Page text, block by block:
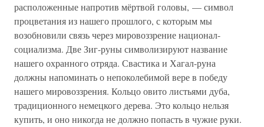
расположенные напротив мёртвой головы, — символ
процветания из нашего прошлого, с которым мы
возобновили связь через мировоззрение национал-
социализма. Две Зиг-руны символизируют название
нашего охранного отряда. Свастика и Хагал-руна
должны напоминать о непоколебимой вере в победу
нашего мировоззрения. Кольцо овито листьями дуба,
традиционного немецкого дерева. Это кольцо нельзя
купить, и оно никогда не должно попасть в чужие руки.